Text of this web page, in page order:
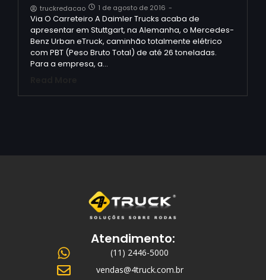
truckredacao 1 de agosto de 2016 -
Via O Carreteiro A Daimler Trucks acaba de
apresentar em Stuttgart, na Alemanha, o Mercedes-
Benz Urban eTruck, caminhão totalmente elétrico
com PBT (Peso Bruto Total) de até 26 toneladas.
Para a empresa, a…
Atendimento:
(11) 2446-5000
vendas@4truck.com.br